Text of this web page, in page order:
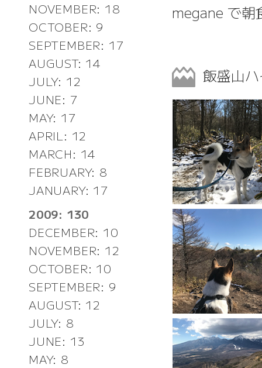
NOVEMBER: 18
OCTOBER: 9
SEPTEMBER: 17
AUGUST: 14
JULY: 12
JUNE: 7
MAY: 17
APRIL: 12
MARCH: 14
FEBRUARY: 8
JANUARY: 17
2009: 130
DECEMBER: 10
NOVEMBER: 12
OCTOBER: 10
SEPTEMBER: 9
AUGUST: 12
JULY: 8
JUNE: 13
MAY: 8
megane で朝
飯盛山